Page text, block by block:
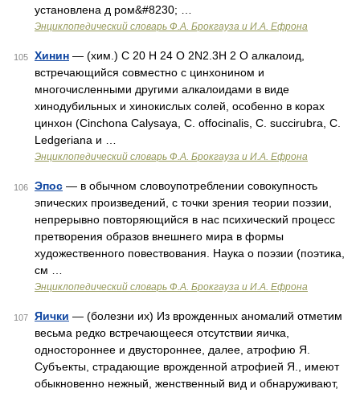
установлена д ром&#8230; …
Энциклопедический словарь Ф.А. Брокгауза и И.А. Ефрона
105 Хинин — (хим.) С 20 Н 24 О 2N2.3Н 2 О алкалоид,
встречающийся совместно с цинхонином и
многочисленными другими алкалоидами в виде
хинодубильных и хинокислых солей, особенно в корах
цинхон (Cinchona Calysaya, С. offоcinalis, С. succirubra, С.
Ledgeriana и …
Энциклопедический словарь Ф.А. Брокгауза и И.А. Ефрона
106 Эпос — в обычном словоупотреблении совокупность
эпических произведений, с точки зрения теории поэзии,
непрерывно повторяющийся в нас психический процесс
претворения образов внешнего мира в формы
художественного повествования. Наука о поэзии (поэтика,
см …
Энциклопедический словарь Ф.А. Брокгауза и И.А. Ефрона
107 Яички — (болезни их) Из врожденных аномалий отметим
весьма редко встречающееся отсутствии яичка,
одностороннее и двустороннее, далее, атрофию Я.
Субъекты, страдающие врожденной атрофией Я., имеют
обыкновенно нежный, женственный вид и обнаруживают,